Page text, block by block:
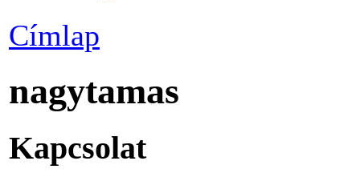
Címlap
nagytamas
Kapcsolat